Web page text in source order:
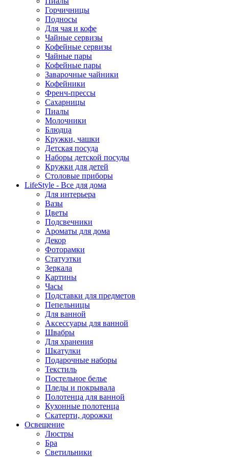
Горчичницы
Подносы
Для чая и кофе
Чайные сервизы
Кофейные сервизы
Чайные пары
Кофейные пары
Заварочные чайники
Кофейники
Френч-прессы
Сахарницы
Пиалы
Молочники
Блюдца
Кружки, чашки
Детская посуда
Наборы детской посуды
Кружки для детей
Столовые приборы
LifeStyle - Все для дома
Для интерьера
Вазы
Цветы
Подсвечники
Ароматы для дома
Декор
Фоторамки
Статуэтки
Зеркала
Картины
Часы
Подставки для предметов
Пепельницы
Для ванной
Аксессуары для ванной
Швабры
Для хранения
Шкатулки
Подарочные наборы
Текстиль
Постельное белье
Пледы и покрывала
Полотенца для ванной
Кухонные полотенца
Скатерти, дорожки
Освещение
Люстры
Бра
Светильники